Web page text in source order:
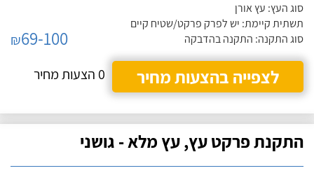
סוג העץ: עץ אורן
תשתית קיימת: יש לפרק פרקט/שטיח קיים
סוג התקנה: התקנה בהדבקה
₪69-100
לצפייה בהצעות מחיר
0 הצעות מחיר
התקנת פרקט עץ, עץ מלא - גושני